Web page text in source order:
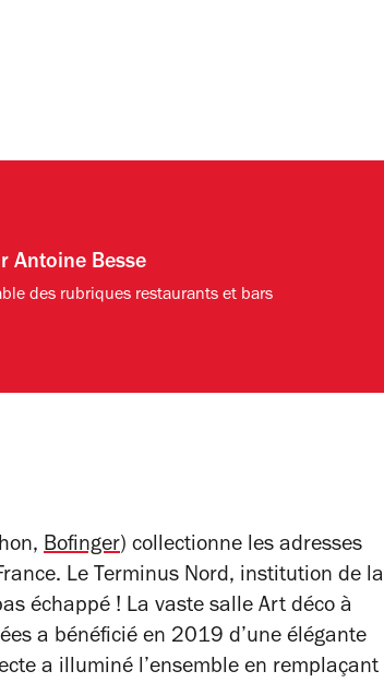
Antoine Besse
des rubriques restaurants et bars
Bofinger) collectionne les adresses
Le Terminus Nord, institution de la
échappé ! La vaste salle Art déco à
a bénéficié en 2019 d’une élégante
a illuminé l’ensemble en remplaçant